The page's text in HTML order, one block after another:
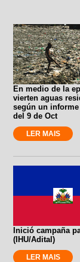
En medio de la
vierten aguas
según un
del 9 de Oct
LER MAIS
Inició campaña
(IHU/Adital)
LER MAIS